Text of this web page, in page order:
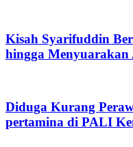
Kisah Syarifuddin
hingga Menyuarakan
Diduga Kurang
pertamina di PALI